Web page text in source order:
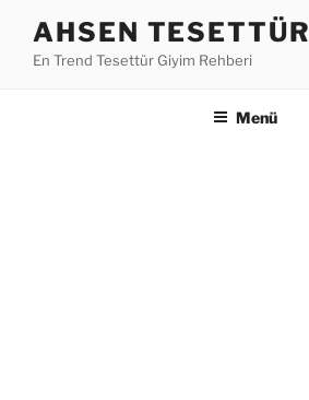
AHSEN TESETTÜR
En Trend Tesettür Giyim Rehberi
Menü